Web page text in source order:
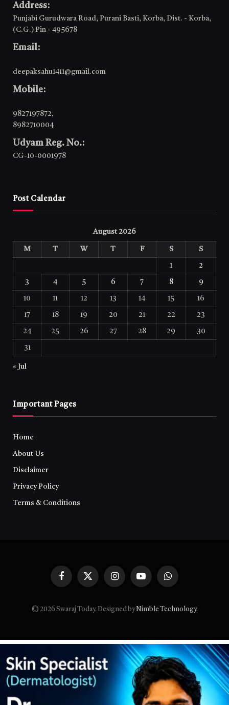
Address:
Punjabi Gurudwara Road, Purani Basti, Korba, Dist. - Korba,
(C.G.) Pin - 495678
Email:
deepaksahu1411@gmail.com
Mobile:
9827197872,
8982710004
Udyam Reg. No.:
CG-10-0001978
Post Calendar
August 2026
M T W T F S S
1 2
3 4 5 6 7 8 9
10 11 12 13 14 15 16
17 18 19 20 21 22 23
24 25 26 27 28 29 30
31
« Jul
Important Pages
Home
About Us
Disclaimer
Privacy Policy
Terms & Conditions
FacebookX
InstagramYouTubeWhatsApp
© 2026 Swaraj Today. Designed byNimble Technology.